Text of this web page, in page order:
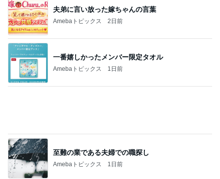
至難の業である夫婦での職探し
Amebaトピックス 1日前
汗疹に悩まされずに過ごせてる肌着
Amebaトピックス